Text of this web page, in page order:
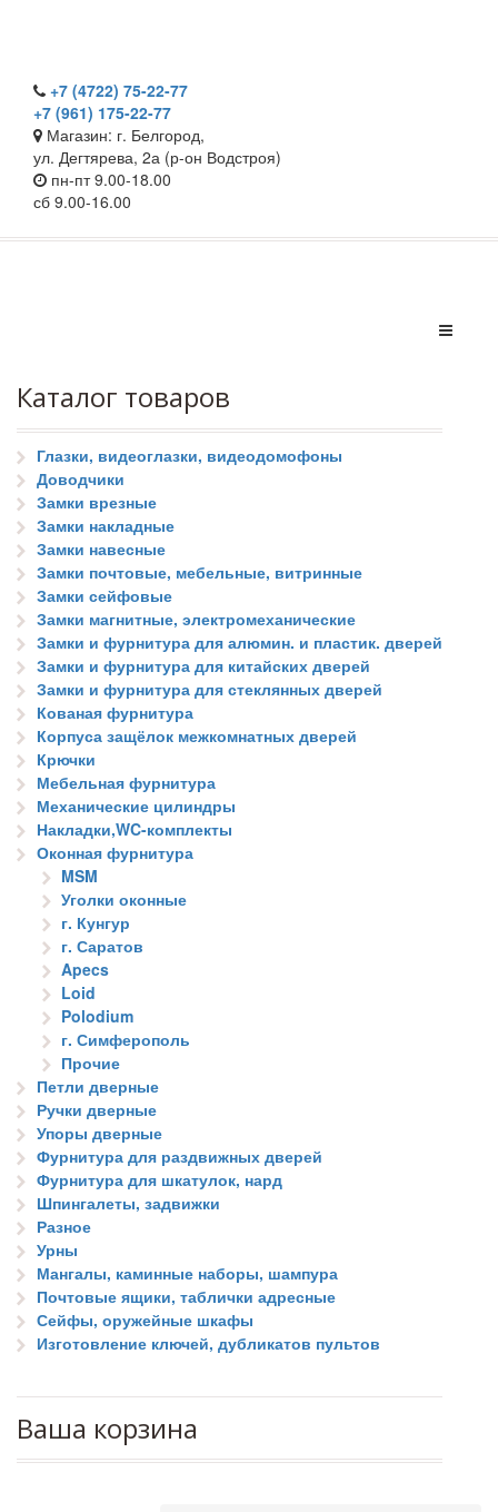
+7 (4722) 75-22-77
+7 (961) 175-22-77
Магазин: г. Белгород,
ул. Дегтярева, 2а (р-он Водстроя)
пн-пт 9.00-18.00
сб 9.00-16.00
Каталог товаров
Глазки, видеоглазки, видеодомофоны
Доводчики
Замки врезные
Замки накладные
Замки навесные
Замки почтовые, мебельные, витринные
Замки сейфовые
Замки магнитные, электромеханические
Замки и фурнитура для алюмин. и пластик. дверей
Замки и фурнитура для китайских дверей
Замки и фурнитура для стеклянных дверей
Кованая фурнитура
Корпуса защёлок межкомнатных дверей
Крючки
Мебельная фурнитура
Механические цилиндры
Накладки,WC-комплекты
Оконная фурнитура
MSM
Уголки оконные
г. Кунгур
г. Саратов
Apecs
Loid
Polodium
г. Симферополь
Прочие
Петли дверные
Ручки дверные
Упоры дверные
Фурнитура для раздвижных дверей
Фурнитура для шкатулок, нард
Шпингалеты, задвижки
Разное
Урны
Мангалы, каминные наборы, шампура
Почтовые ящики, таблички адресные
Сейфы, оружейные шкафы
Изготовление ключей, дубликатов пультов
Ваша корзина